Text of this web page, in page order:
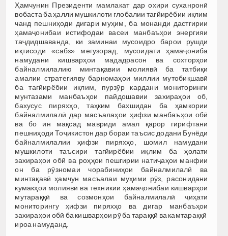
Ҳамчунин Президенти мамлакат дар охири суханронӣ
вобаста ба ҳалли мушкилоти глобалии тағйирёбии иқлим
чанд пешниҳоди дигари муҳим, ба монанди дастгирии
ҳамаҷонибаи истифодаи васеи манбаъҳои энергияи
таҷдидшаванда, ки заминаи мусоидро барои рушди
иқтисоди «сабз» мегузорад, мусоидати ҳамаҷониба
намудани кишварҳои мададрасон ва сохторҳои
байналмилалию минтақавии молиявӣ ба татбиқи
амалии стратегияву барномаҳои миллии мутобиқшавӣ
ба тағйирёбии иқлим, пурзӯр кардани мониторинги
мунтазами манбаъҳои пайдошавии захираҳои об,
бахусус пиряхҳо, таҳким бахшидан ба ҳамкории
байналмилалӣ дар масъалаҳои ҳифзи манбаъҳои обӣ
ва бо ин мақсад мавриди амал қарор гирифтани
пешниҳоди Тоҷикистон дар бораи таъсис додани Бунёди
байналмилалии ҳифзи пиряхҳо, шомил намудани
мушкилоти таъсири тағйирёбии иқлим ба ҳолати
захираҳои обӣ ва роҳҳои пешгирии натиҷаҳои манфии
он ба рӯзномаи чорабиниҳои байналмилалӣ ва
минтақавӣ ҳамчун масъалаи муҳими рӯз, расонидани
кумакҳои молиявӣ ва техникии ҳамаҷонибаи кишварҳои
мутараққӣ ва созмонҳои байналмилалӣ ҷиҳати
мониторингу ҳифзи пиряхҳо ва дигар манбаъҳои
захираҳои обӣ ба кишварҳои рӯ ба тараққӣ ва камтараққӣ
ироа намуданд.